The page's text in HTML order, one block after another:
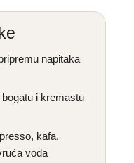
napitaka
i kremastu
kafa,
voda